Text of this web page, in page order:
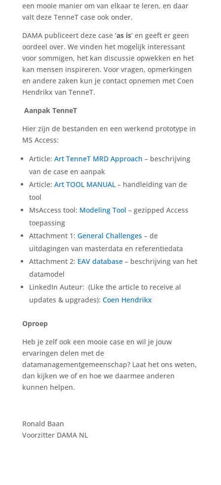
een mooie manier om van elkaar te leren, en daar
valt deze TenneT case ook onder.
DAMA publiceert deze case ‘as is‘ en geeft er geen
oordeel over. We vinden het mogelijk interessant
voor sommigen, het kan discussie opwekken en het
kan mensen inspireren. Voor vragen, opmerkingen
en andere zaken kun je contact opnemen met Coen
Hendrikx van TenneT.
Aanpak TenneT
Hier zijn de bestanden en een werkend prototype in
MS Access:
Article: Art TenneT MRD Approach – beschrijving
van de case en aanpak
Article: Art TOOL MANUAL– handleiding van de
tool
MsAccess tool: Modeling Tool – gezipped Access
toepassing
Attachment 1: General Challenges– de
uitdagingen van masterdata en referentiedata
Attachment 2: EAV database– beschrijving van het
datamodel
LinkedIn Auteur: (Like the article to receive al
updates & upgrades): Coen Hendrikx
Oproep
Heb je zelf ook een mooie case en wil je jouw
ervaringen delen met de
datamanagementgemeenschap? Laat het ons weten,
dan kijken we of en hoe we daarmee anderen
kunnen helpen.
Ronald Baan
Voorzitter DAMA NL